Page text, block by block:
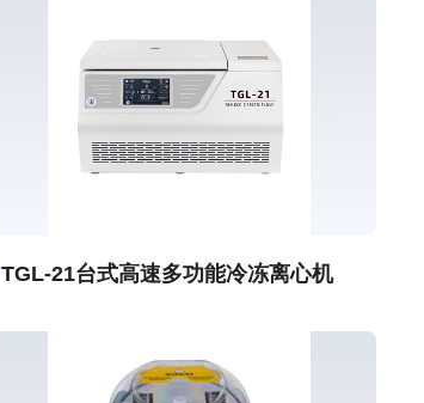
TGL-21台式高速多功能冷冻离心机